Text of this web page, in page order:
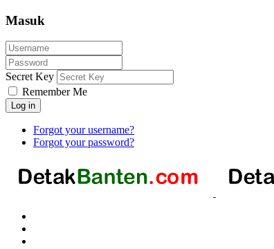
Masuk
Secret Key
Remember Me
Log in
Forgot your username?
Forgot your password?